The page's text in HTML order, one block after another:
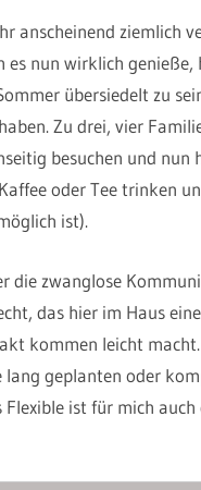
anscheinend ziemlich
nun wirklich genieße,
übersiedelt zu
Zu drei, vier
besuchen und nun
oder Tee trinken
ist).
die zwanglose
das hier im Haus
kommen leicht
lang geplanten oder
ist für mich